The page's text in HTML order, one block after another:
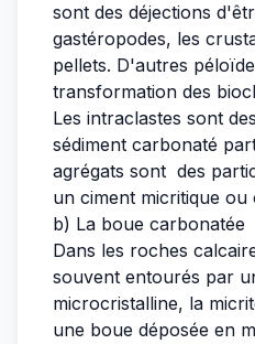
sont des déjections
gastéropodes, les
pellets. D'autres
transformation des
Les intraclastes sont
sédiment carbonaté
agrégats sont des
un ciment micritique ou
b) La boue carbonatée
Dans les roches
souvent entourés par
microcristalline, la
une boue déposée en